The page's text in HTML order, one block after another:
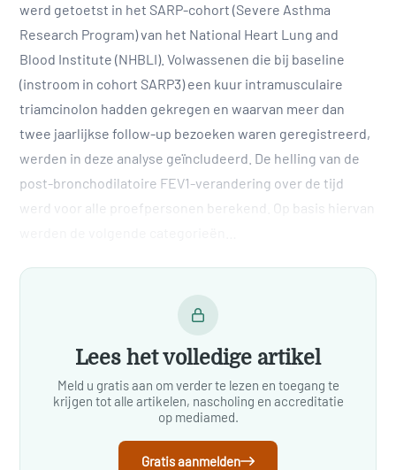
werd getoetst in het SARP-cohort (Severe Asthma
Research Program) van het National Heart Lung and
Blood Institute (NHBLI). Volwassenen die bij baseline
(instroom in cohort SARP3) een kuur intramusculaire
triamcinolon hadden gekregen en waarvan meer dan
twee jaarlijkse follow-up bezoeken waren geregistreerd,
werden in deze analyse geïncludeerd. De helling van de
post-bronchodilatoire FEV1-verandering over de tijd
werd voor alle proefpersonen berekend. Op basis hiervan
Lees het volledige artikel
Meld u gratis aan om verder te lezen en toegang te
krijgen tot alle artikelen, nascholing en accreditatie
op mediamed.
Gratis aanmelden